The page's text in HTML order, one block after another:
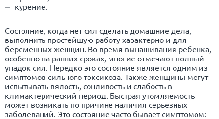
курение.
Состояние, когда нет сил сделать домашние дела,
выполнить простейшую работу характерно и для
беременных женщин. Во время вынашивания ребенка,
особенно на ранних сроках, многие отмечают полный
упадок сил. Нередко это состояние является одним из
симптомов сильного токсикоза. Также женщины могут
испытывать вялость, сонливость и слабость в
климактерический период. Быстрая утомляемость
может возникать по причине наличия серьезных
заболеваний. Это состояние часто бывает симптомом: